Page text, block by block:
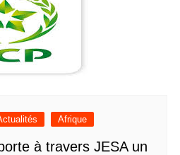
Afrique
à travers JESA un